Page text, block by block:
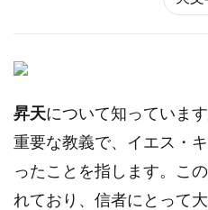
昇天について知っていま
重要な教義で、イエス・
ったことを指します。こ
れており、信者にとって